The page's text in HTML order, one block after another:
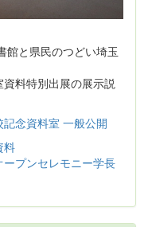
館と県民のつどい埼玉
料特別出展の展示説
念資料室 一般公開
料
プンセレモニー学長